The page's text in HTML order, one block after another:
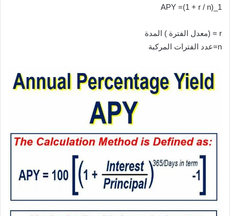
APY =(1 + r / n)_1
r = (معدل الفترة ) المدة
n=عدد الفترات المركبة